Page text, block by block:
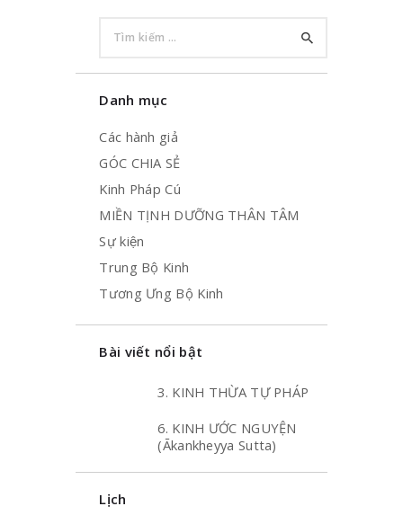
kiếm
Danh mục
Các hành giả
GÓC CHIA SẺ
Kinh Pháp Cú
MIỀN TỊNH DƯỠNG THÂN TÂM
Sự kiện
Trung Bộ Kinh
Tương Ưng Bộ Kinh
Bài viết nổi bật
3. KINH THỪA TỰ PHÁP
6. KINH ƯỚC NGUYỆN
(Ākankheyya Sutta)
Lịch